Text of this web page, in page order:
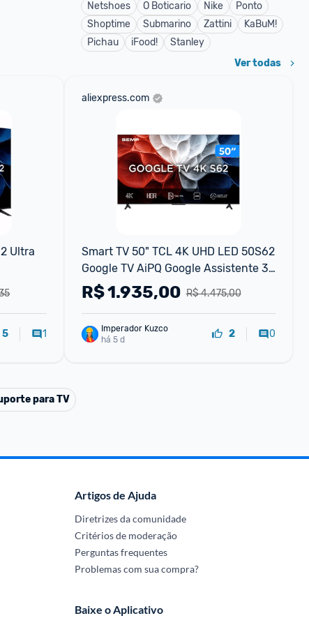
Netshoes
O Boticario Nike
Ponto
Shoptime
Submarino Zattini
KaBuM!
Pichau
iFood! Stanley
Ver todas
Ultra
5 1
aliexpress.com
Smart TV 50" TCL 4K UHD LED 50S62
Google TV AiPQ Google Assistente 3
HDMI
R$ 4.475,00
R$1.935,00
Imperador Kuzco
há 5 d
2 0
para TV
Artigos de Ajuda
Diretrizes da comunidade
Critérios de moderação
Perguntas frequentes
Problemas com sua compra?
Baixe o Aplicativo